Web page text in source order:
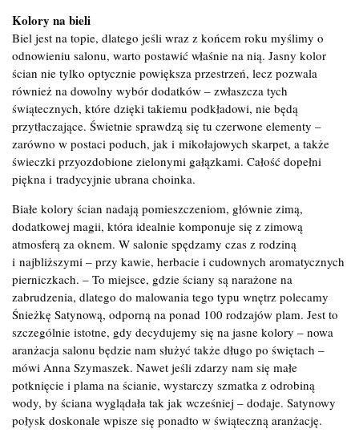
Kolory na bieli
Biel jest na topie, dlatego jeśli wraz z końcem roku myślimy o
odnowieniu salonu, warto postawić właśnie na nią. Jasny kolor
ścian nie tylko optycznie powiększa przestrzeń, lecz pozwala
również na dowolny wybór dodatków – zwłaszcza tych
świątecznych, które dzięki takiemu podkładowi, nie będą
przytłaczające. Świetnie sprawdzą się tu czerwone elementy –
zarówno w postaci poduch, jak i mikołajowych skarpet, a także
świeczki przyozdobione zielonymi gałązkami. Całość dopełni
piękna i tradycyjnie ubrana choinka.
Białe kolory ścian nadają pomieszczeniom, głównie zimą,
dodatkowej magii, która idealnie komponuje się z zimową
atmosferą za oknem. W salonie spędzamy czas z rodziną
i najbliższymi – przy kawie, herbacie i cudownych aromatycznych
pierniczkach. – To miejsce, gdzie ściany są narażone na
zabrudzenia, dlatego do malowania tego typu wnętrz polecamy
Śnieżkę Satynową, odporną na ponad 100 rodzajów plam. Jest to
szczególnie istotne, gdy decydujemy się na jasne kolory – nowa
aranżacja salonu będzie nam służyć także długo po świętach –
mówi Anna Szymaszek. Nawet jeśli zdarzy nam się małe
potknięcie i plama na ścianie, wystarczy szmatka z odrobiną
wody, by ściana wyglądała tak jak wcześniej – dodaje. Satynowy
połysk doskonale wpisze się ponadto w świąteczną aranżację.